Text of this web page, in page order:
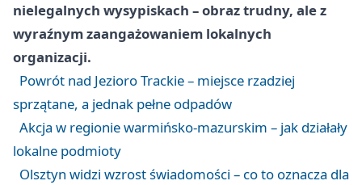
nielegalnych wysypiskach – obraz trudny, ale z
wyraźnym zaangażowaniem lokalnych
organizacji.
Powrót nad Jezioro Trackie – miejsce rzadziej
sprzątane, a jednak pełne odpadów
Akcja w regionie warmińsko-mazurskim – jak działały
lokalne podmioty
Olsztyn widzi wzrost świadomości – co to oznacza dla